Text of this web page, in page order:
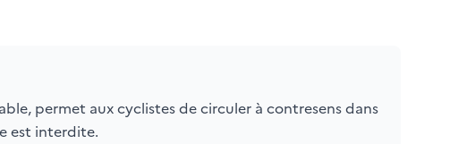
permet aux cyclistes de circuler à contresens dans
est interdite.